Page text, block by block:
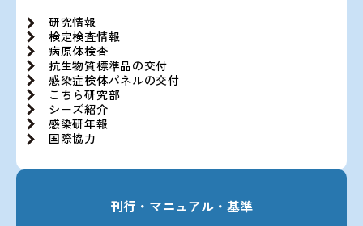
研究情報
検定検査情報
病原体検査
抗生物質標準品の交付
感染症検体パネルの交付
こちら研究部
シーズ紹介
感染研年報
国際協力
刊行・マニュアル・基準